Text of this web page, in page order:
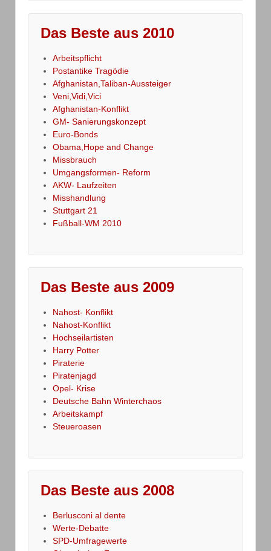
Das Beste aus 2010
Arbeitspflicht
Postantike Tragödie
Afghanistan,Taliban-Aussteiger
Veni,Vidi,Vici
Afghanistan-Konflikt
GM- Sanierungskonzept
Euro-Bonds
Obama,Hope and Change
Missbrauch
Umgangsformen- Reform
AKW- Laufzeiten
Misshandlung
Stuttgart 21
Fußball-WM 2010
Das Beste aus 2009
Nahost- Konflikt
Nahost-Konflikt
Hochseilartisten
Harry Potter
Piraterie
Piratenjagd
Opel- Krise
Deutsche Bahn Winterchaos
Arbeitskampf
Steueroasen
Das Beste aus 2008
Berlusconi al dente
Werte-Debatte
SPD-Umfragewerte